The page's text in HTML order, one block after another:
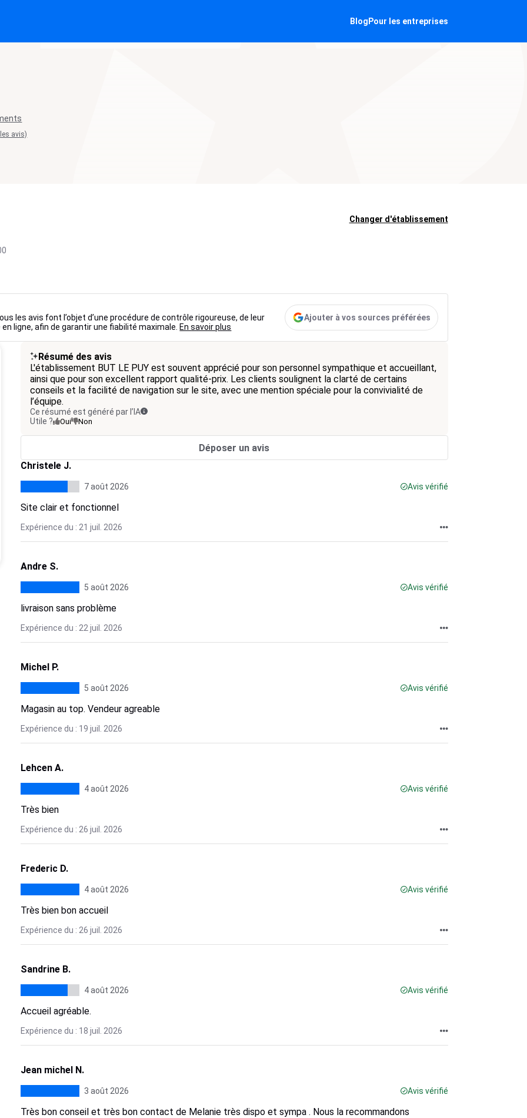
Blog Pour les entreprises
avis)
Changer d'établissement
les avis font l’objet d’une procédure de contrôle rigoureuse, de leur
ligne, afin de garantir une fiabilité maximale. En savoir plus
Ajouter à vos sources préférées
Résumé des avis
L'établissement BUT LE PUY est souvent apprécié pour son personnel sympathique et accueillant,
ainsi que pour son excellent rapport qualité-prix. Les clients soulignent la clarté de certains
conseils et la facilité de navigation sur le site, avec une mention spéciale pour la convivialité de
l’équipe.
Ce résumé est généré par l’IA
Utile ?
Oui Non
Déposer un avis
Christele J.
7 août 2026 Avis vérifié
Site clair et fonctionnel
Expérience du : 21 juil. 2026
Andre S.
5 août 2026 Avis vérifié
livraison sans problème
Expérience du : 22 juil. 2026
Michel P.
5 août 2026 Avis vérifié
Magasin au top. Vendeur agreable
Expérience du : 19 juil. 2026
Lehcen A.
4 août 2026 Avis vérifié
Très bien
Expérience du : 26 juil. 2026
Frederic D.
4 août 2026 Avis vérifié
Très bien bon accueil
Expérience du : 26 juil. 2026
Sandrine B.
4 août 2026 Avis vérifié
Accueil agréable.
Expérience du : 18 juil. 2026
Jean michel N.
3 août 2026 Avis vérifié
Très bon conseil et très bon contact de Melanie très dispo et sympa . Nous la recommandons